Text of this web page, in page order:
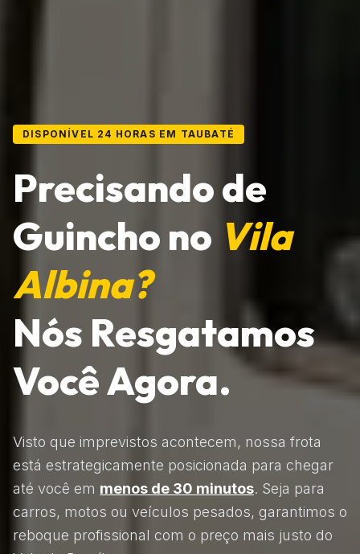
DISPONÍVEL 24 HORAS EM TAUBATÉ
Precisando de
Guincho no Vila
Albina?
Nós Resgatamos
Você Agora.
Visto que imprevistos acontecem, nossa frota
está estrategicamente posicionada para chegar
até você em menos de 30 minutos. Seja para
carros, motos ou veículos pesados, garantimos o
reboque profissional com o preço mais justo do